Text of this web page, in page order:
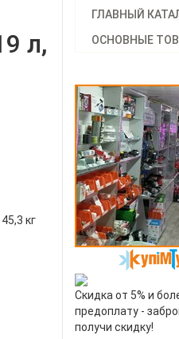
л,
кг
ГЛАВНЫЙ
ОСНОВНЫЕ
Скидка от 5% и
предоплату -
получи скидку!